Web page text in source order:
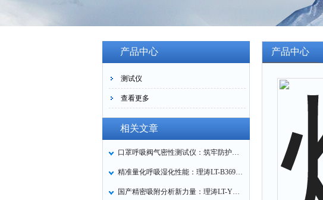
产品中心
测试仪
查看更多
相关文章
口罩呼吸阀气密性测试仪：筑牢防护口罩的质量关卡
精准量化呼吸湿化性能：理涛LT-B369湿化器数据采集装置技术解析
国产精密吸附分析新力量：理涛LT-Y019A全自动高压吸附仪的性能与应用解析
产品中心